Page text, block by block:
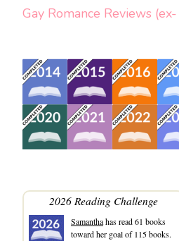
Gay Romance Reviews
2026 Reading Challenge
Samanthahas read 61 books
toward her goal of 115 books.